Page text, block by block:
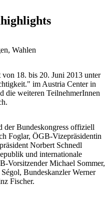
Wahlen
18. bis 20. Juni 2013 unter
im Austria Center in
die weiteren TeilnehmerInnen
der Bundeskongress offiziell
Foglar, ÖGB-Vizepräsidentin
Norbert Schnedl
und internationale
Vorsitzender Michael Sommer,
Bundeskanzler Werner
Fischer.